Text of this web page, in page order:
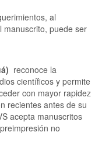
al
manuscrito, puede ser
reconoce la
científicos y permite
con mayor rapidez
recientes antes de su
acepta manuscritos
no